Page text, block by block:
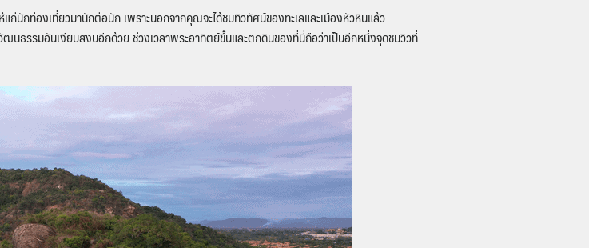
แก่นักท่องเที่ยวมานักต่อนัก เพราะนอกจากคุณจะได้ชมทิวทัศน์ของทะเลและเมืองหัวหินแล้ว
ธรรมอันเงียบสงบอีกด้วย ช่วงเวลาพระอาทิตย์ขึ้นและตกดินของที่นี่ถือว่าเป็นอีกหนึ่งจุดชมวิวที่